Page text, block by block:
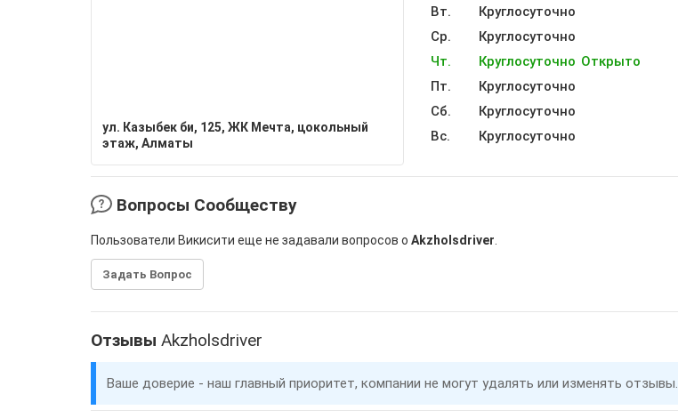
​ул. Казыбек би, 125, ​ЖК Мечта​, цокольный
этаж, Алматы
Вт.
Круглосуточно
Ср.
Круглосуточно
Чт.
Круглосуточно Открыто
Пт.
Круглосуточно
Сб.
Круглосуточно
Вс.
Круглосуточно
Вопросы Сообществу
Пользователи Викисити еще не задавали вопросов о Akzholsdriver
Задать Вопрос
Отзывы Akzholsdriver
Ваше доверие - наш главный приоритет, компании не могут удалять или изменять отзывы.